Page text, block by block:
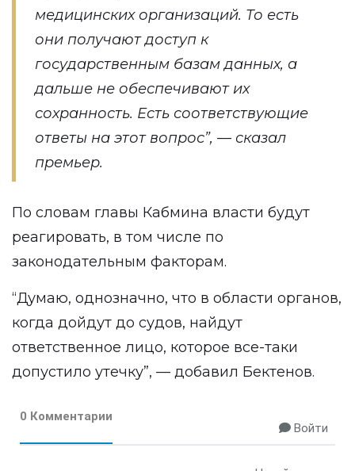
медицинских организаций. То есть
они получают доступ к
государственным базам данных, а
дальше не обеспечивают их
сохранность. Есть соответствующие
ответы на этот вопрос”, — сказал
премьер.
По словам главы Кабмина власти будут
реагировать, в том числе по
законодательным факторам.
“Думаю, однозначно, что в области органов,
когда дойдут до судов, найдут
ответственное лицо, которое все-таки
допустило утечку”, — добавил Бектенов.
0 Комментарии
Войти